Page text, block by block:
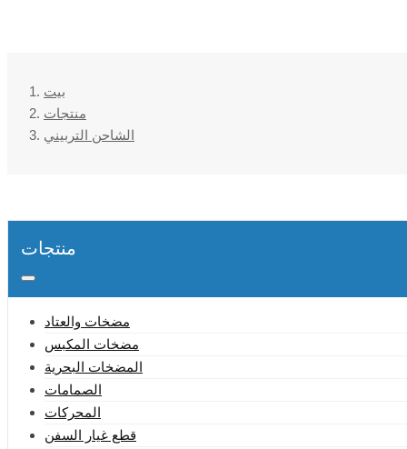
بيت
منتجات
الشاحن التربيني
منتجات
مضخات والعتاد
مضخات المكبس
المضخات البحرية
الصمامات
المحركات
قطع غيار السفن